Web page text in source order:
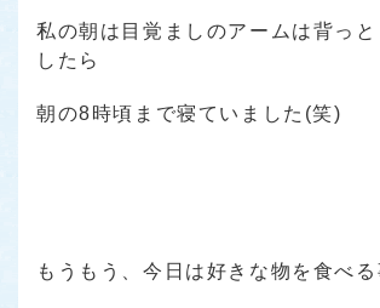
私の朝は目覚ましのアームは背っと
したら
朝の8時頃まで寝ていました(笑)
もうもう、今日は好きな物を食べる